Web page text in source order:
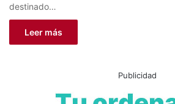
destinado…
Leer más
Publicidad